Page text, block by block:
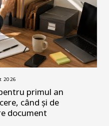
2026
primul an
când și de
document